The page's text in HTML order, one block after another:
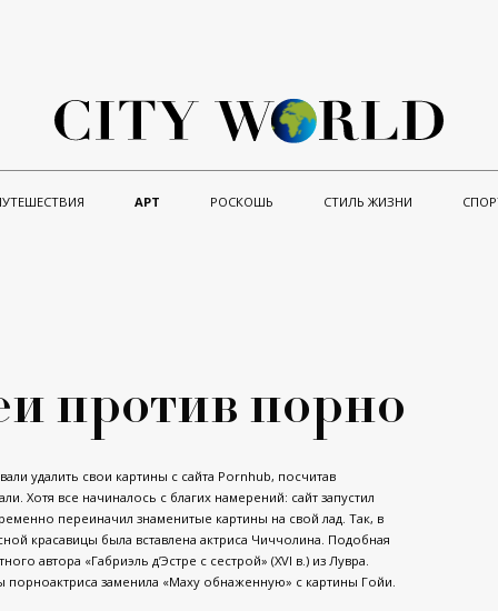
АРТ РОСКОШЬ СТИЛЬ ЖИЗНИ
против порно
удалить свои картины с сайта Pornhub, посчитав
Хотя все начиналось с благих намерений: сайт запустил
переиначил знаменитые картины на свой лад. Так, в
красавицы была вставлена актриса Чиччолина. Подобная
автора «Габриэль д’Эстре с сестрой» (XVI в.) из Лувра.
порноактриса заменила «Маху обнаженную» с картины Гойи.